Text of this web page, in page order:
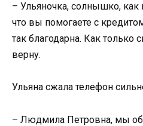
– Ульяночка, солнышко,
что вы помогаете с
так благодарна. Как только
верну.
Ульяна сжала телефон
– Людмила Петровна, мы